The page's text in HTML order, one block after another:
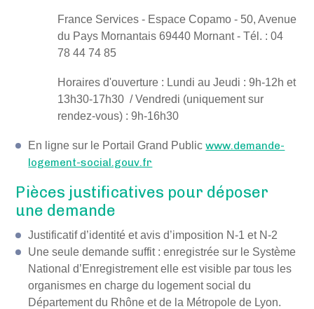
France Services - Espace Copamo - 50, Avenue
du Pays Mornantais 69440 Mornant - Tél. : 04
78 44 74 85
Horaires d'ouverture : Lundi au Jeudi : 9h-12h et
13h30-17h30 / Vendredi (uniquement sur
rendez-vous) : 9h-16h30
En ligne sur le Portail Grand Publicwww.demande-
logement-social.gouv.fr
Pièces justificatives pour déposer
une demande
Justificatif d’identité et avis d’imposition N-1 et N-2
Une seule demande suffit : enregistrée sur le Système
National d’Enregistrement elle est visible par tous les
organismes en charge du logement social du
Département du Rhône et de la Métropole de Lyon.